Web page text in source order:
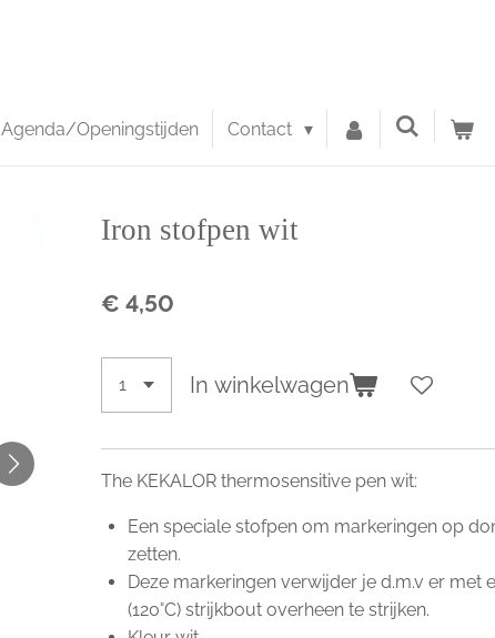
Agenda/Openingstijden Contact
Iron stofpen wit
€ 4,50
In winkelwagen
The KEKALOR thermosensitive pen wit:
Een speciale stofpen om markeringen op
zetten.
Deze markeringen verwijder je d.m.v er met
(120°C) strijkbout overheen te strijken.